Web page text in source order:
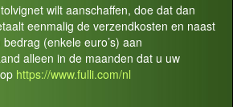
wilt aanschaffen, doe dat dan
eenmalig de verzendkosten en naast
(enkele euro’s) aan
alleen in de maanden dat u uw
https://www.fulli.com/nl